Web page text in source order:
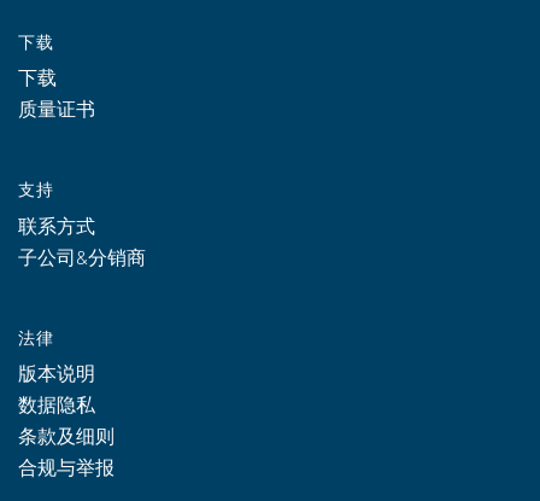
下载
下载
质量证书
支持
联系方式
子公司&分销商
法律
版本说明
数据隐私
条款及细则
合规与举报